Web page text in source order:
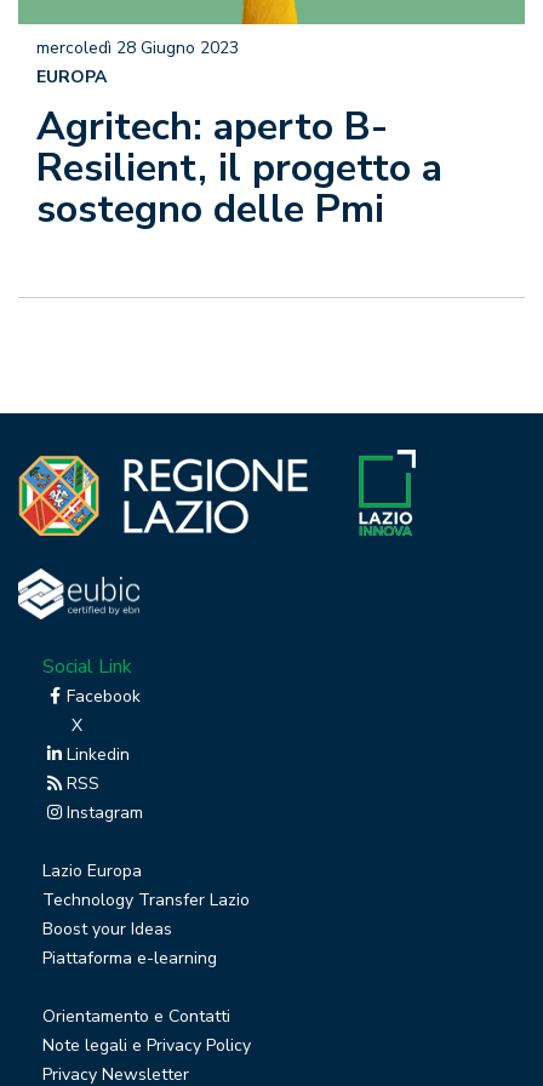
Agritech: aperto B-
Resilient, il progetto a
sostegno delle Pmi
mercoledì 28 Giugno 2023
EUROPA
Social Link
Facebook
X
Linkedin
RSS
Instagram
Lazio Europa
Technology Transfer Lazio
Boost your Ideas
Piattaforma e-learning
Orientamento e Contatti
Note legali e Privacy Policy
Privacy Newsletter